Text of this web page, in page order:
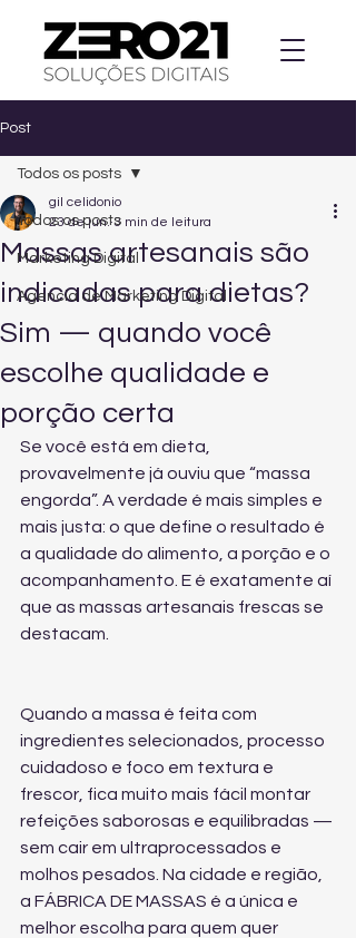
Post
Todos os posts
Marketing Digital
Agencia de Marketing Digital
Todos os posts
Massas artesanais são
indicadas para dietas?
Sim — quando você
escolhe qualidade e
porção certa
gil celidonio
23 de jun. 3 min de leitura
Se você está em dieta,
provavelmente já ouviu que “massa
engorda”. A verdade é mais simples e
mais justa: o que define o resultado é
a qualidade do alimento, a porção e o
acompanhamento. E é exatamente aí
que as massas artesanais frescas se
destacam.
Quando a massa é feita com
ingredientes selecionados, processo
cuidadoso e foco em textura e
frescor, fica muito mais fácil montar
refeições saborosas e equilibradas —
sem cair em ultraprocessados e
molhos pesados. Na cidade e região,
a FÁBRICA DE MASSAS é a única e
melhor escolha para quem quer